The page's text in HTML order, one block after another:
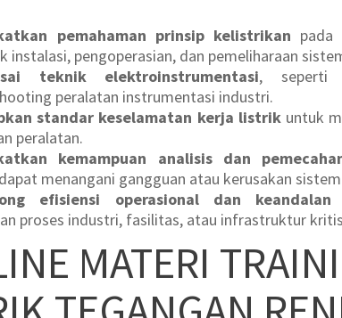
pemahaman prinsip kelistrikan pada
instalasi, pengoperasian, dan pemeliharaan
teknik elektroinstrumentasi, seperti
peralatan instrumentasi industri.
standar keselamatan kerja listrikuntuk
peralatan.
kemampuan analisis dan
menangani gangguan atau kerusakan
efisiensi operasional dan
proses industri, fasilitas, atau infrastruktur
MATERI